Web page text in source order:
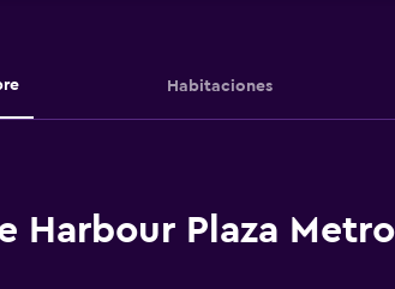
Habitaciones
Harbour Plaza